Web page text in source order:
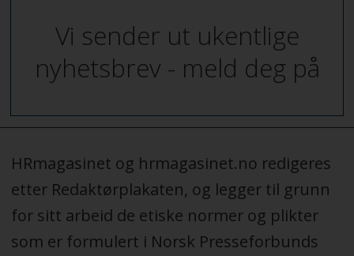
Vi sender ut ukentlige
nyhetsbrev - meld deg på
HRmagasinet og hrmagasinet.no redigeres
etter Redaktørplakaten, og legger til grunn
for sitt arbeid de etiske normer og plikter
som er formulert i Norsk Presseforbunds